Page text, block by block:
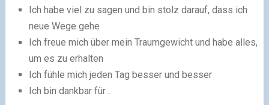
Ich habe viel zu sagen und bin stolz darauf, dass ich
neue Wege gehe
Ich freue mich über mein Traumgewicht und habe alles,
um es zu erhalten
Ich fühle mich jeden Tag besser und besser
Ich bin dankbar für…